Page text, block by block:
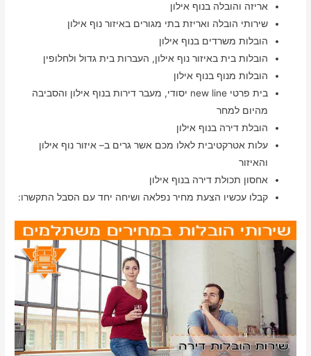
אריזה והובלה בנוף אילון
שירותי הובלה ואריזת בתי מגורים באיזור נוף אילון
הובלות משרדים בנוף אילון
הובלות בית באיזור נוף אילון, העברות בית גדול ולחלופין
הובלות מנוף בנוף אילון
בית פרטי new line יסודי, מעבר דירות בנוף אילון והסביבה
מהיום למחר
הובלת דירה בנוף אילון
עלות אטרקטיבית לאלו מכם אשר גרים ב– איזור נוף אילון
והאיזור
אחסון תכולת דירה בנוף אילון
קבלו עכשיו הצעת מחיר נפלאה ושיחה יחד עם הסבל התקשרו: